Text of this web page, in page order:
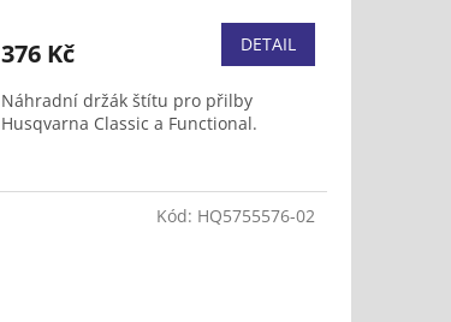
376 Kč DETAIL
Náhradní držák štítu pro přilby
Husqvarna Classic a Functional.
Kód: HQ5755576-02